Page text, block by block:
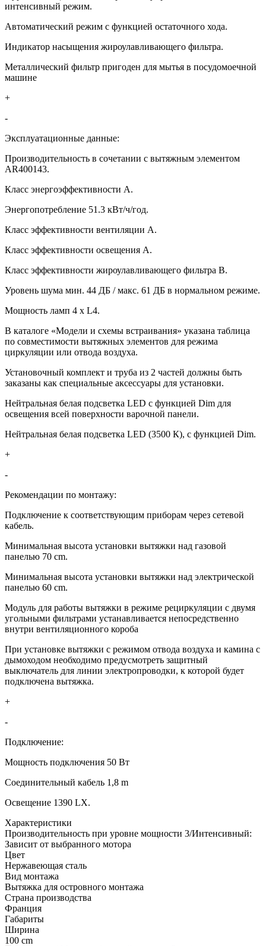
интенсивный режим.
Автоматический режим с функцией остаточного хода.
Индикатор насыщения жироулавливающего фильтра.
Металлический фильтр пригоден для мытья в посудомоечной
машине
+
-
Эксплуатационные данные:
Производительность в сочетании с вытяжным элементом
AR400143.
Класс энергоэффективности A.
Энергопотребление 51.3 кВт/ч/год.
Класс эффективности вентиляции A.
Класс эффективности освещения A.
Класс эффективности жироулавливающего фильтра B.
Уровень шума мин. 44 ДБ / макс. 61 ДБ в нормальном режиме.
Мощность ламп 4 x L4.
В каталоге «Модели и схемы встраивания» указана таблица
по совместимости вытяжных элементов для режима
циркуляции или отвода воздуха.
Установочный комплект и труба из 2 частей должны быть
заказаны как специальные аксессуары для установки.
Нейтральная белая подсветка LED с функцией Dim для
освещения всей поверхности варочной панели.
Нейтральная белая подсветка LED (3500 К), с функцией Dim.
+
-
Рекомендации по монтажу:
Подключение к соответствующим приборам через сетевой
кабель.
Минимальная высота установки вытяжки над газовой
панелью 70 cm.
Минимальная высота установки вытяжки над электрической
панелью 60 cm.
Модуль для работы вытяжки в режиме рециркуляции с двумя
угольными фильтрами устанавливается непосредственно
внутри вентиляционного короба
При установке вытяжки с режимом отвода воздуха и камина с
дымоходом необходимо предусмотреть защитный
выключатель для линии электропроводки, к которой будет
подключена вытяжка.
+
-
Подключение:
Мощность подключения 50 Вт
Соединительный кабель 1,8 m
Освещение 1390 LX.
Xарактеристики
Производительность при уровне мощности 3/Интенсивный:
Зависит от выбранного мотора
Цвет
Нержавеющая сталь
Вид монтажа
Вытяжка для островного монтажа
Страна производства
Франция
Габариты
Ширина
100 cm